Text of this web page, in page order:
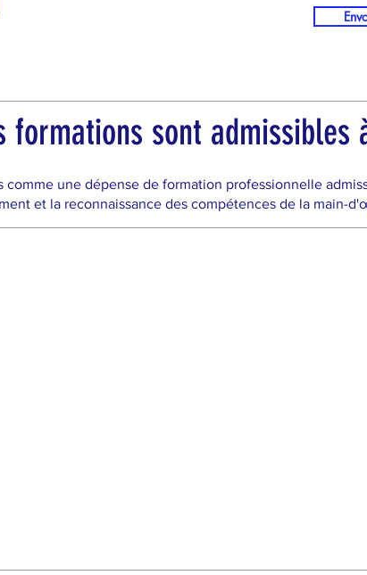
formations sont
une dépense de formation professionnelle
et la reconnaissance des compétences de la main-